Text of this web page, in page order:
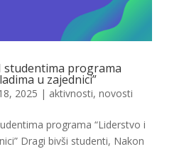
studentima programa
u zajednici”
2025 | aktivnosti, novosti
programa “Liderstvo i
Dragi bivši studenti, Nakon